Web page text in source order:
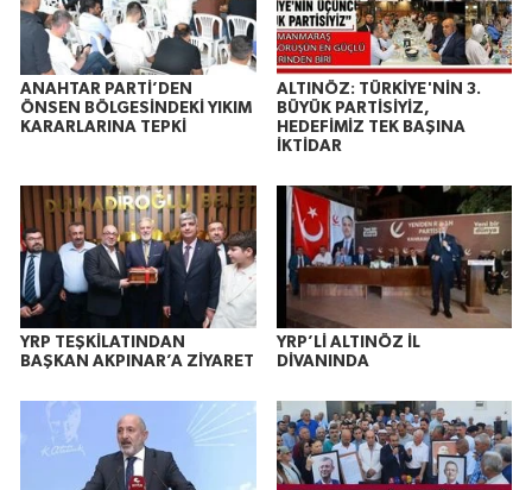
ANAHTAR PARTİ’DEN
ÖNSEN BÖLGESİNDEKİ YIKIM
KARARLARINA TEPKİ
ALTINÖZ: TÜRKİYE'NİN 3.
BÜYÜK PARTİSİYİZ,
HEDEFİMİZ TEK BAŞINA
İKTİDAR
YRP TEŞKİLATINDAN
BAŞKAN AKPINAR’A ZİYARET
YRP’Lİ ALTINÖZ İL
DİVANINDA